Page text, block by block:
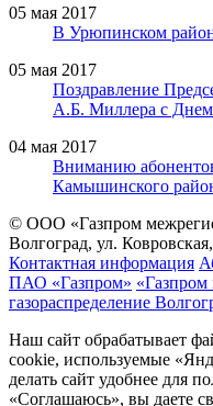
05 мая 2017
В Урюпинском
05 мая 2017
Поздравление
А.Б. Миллера с
04 мая 2017
Вниманию
Камышинского
© ООО «Газпром
Волгоград, ул.
Контактная информация
ПАО «Газпром» «Газпром
газораспределение
Наш сайт обрабатывает
cookie, используемые
делать сайт удобнее для
«Соглашаюсь», вы даете